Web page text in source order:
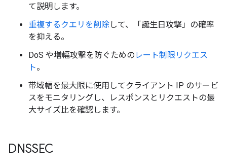
て説明します。
重複するクエリを削除して、「誕生日攻撃」の確率
を抑える。
DoS や増幅攻撃を防ぐための レート制限リクエス
ト。
帯域幅を最大限に使用してクライアント IP のサービ
スをモニタリングし、レスポンスとリクエストの最
大サイズ比を確認します。
DNSSEC